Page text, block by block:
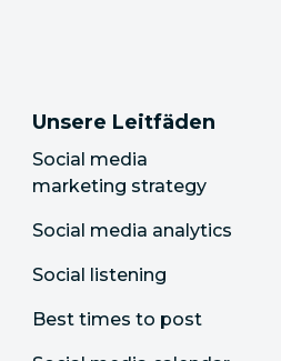
Unsere Leitfäden
Social media
marketing strategy
Social media analytics
Social listening
Best times to post